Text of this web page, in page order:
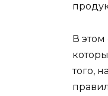
В этом
того,